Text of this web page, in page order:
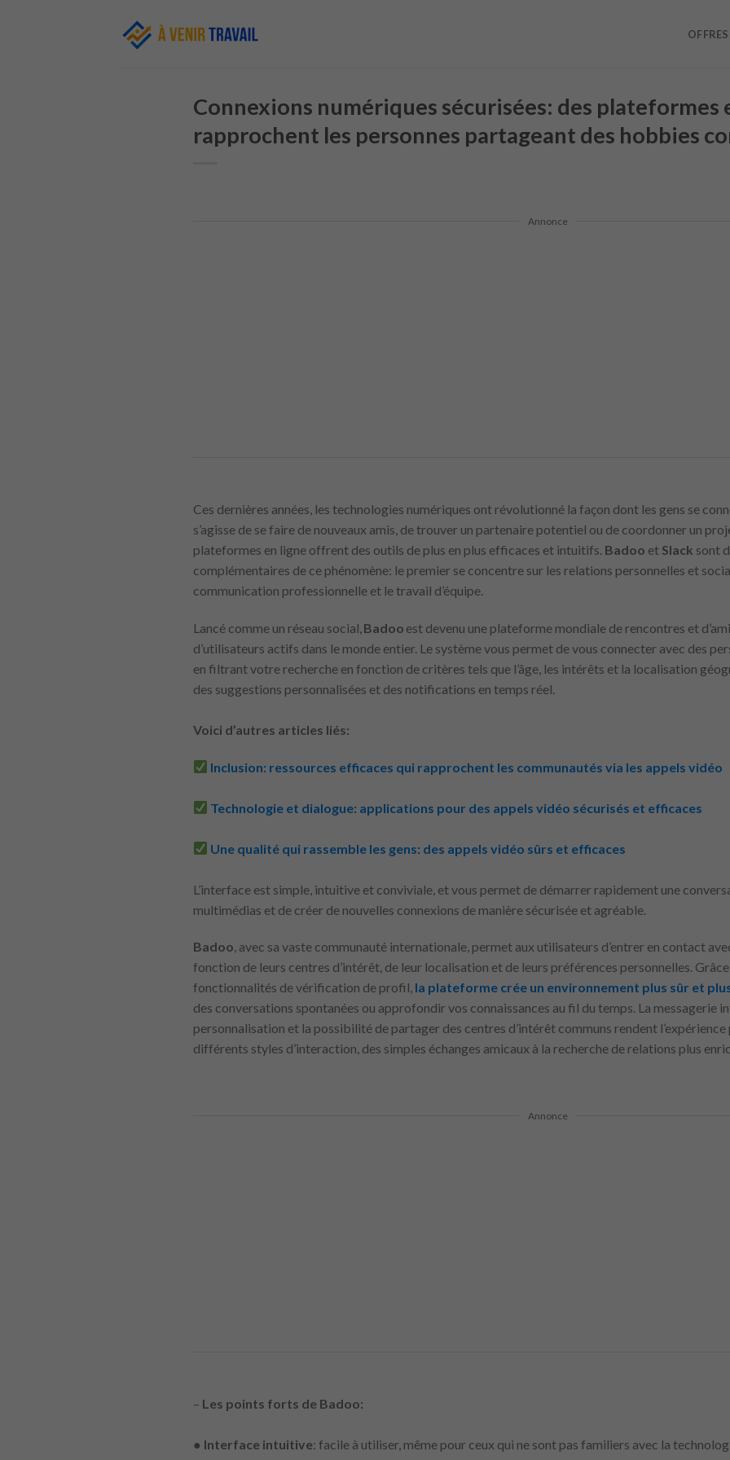
Connexions numériques sécurisées: des plateformes
rapprochent les personnes partageant des hobbies
Annonce
Ces dernières années, les technologies numériques ont révolutionné la façon dont les gens se
s’agisse de se faire de nouveaux amis, de trouver un partenaire potentiel ou de coordonner un
plateformes en ligne offrent des outils de plus en plus efficaces et intuitifs. Badoo et Slack sont
complémentaires de ce phénomène: le premier se concentre sur les relations personnelles et
communication professionnelle et le travail d’équipe.
Lancé comme un réseau social, Badoo est devenu une plateforme mondiale de rencontres et
d’utilisateurs actifs dans le monde entier. Le système vous permet de vous connecter avec des
en filtrant votre recherche en fonction de critères tels que l’âge, les intérêts et la localisation
des suggestions personnalisées et des notifications en temps réel.
Voici d’autres articles liés:
Inclusion: ressources efficaces qui rapprochent les communautés via les appels vidéo
Technologie et dialogue: applications pour des appels vidéo sécurisés et efficaces
Une qualité qui rassemble les gens: des appels vidéo sûrs et efficaces
L’interface est simple, intuitive et conviviale, et vous permet de démarrer rapidement une
multimédias et de créer de nouvelles connexions de manière sécurisée et agréable.
Badoo, avec sa vaste communauté internationale, permet aux utilisateurs d’entrer en contact
fonction de leurs centres d’intérêt, de leur localisation et de leurs préférences personnelles.
fonctionnalités de vérification de profil, la plateforme crée un environnement plus sûr et
des conversations spontanées ou approfondir vos connaissances au fil du temps. La messagerie
personnalisation et la possibilité de partager des centres d’intérêt communs rendent
différents styles d’interaction, des simples échanges amicaux à la recherche de relations plus
Annonce
– Les points forts de Badoo:
● Interface intuitive: facile à utiliser, même pour ceux qui ne sont pas familiers avec la